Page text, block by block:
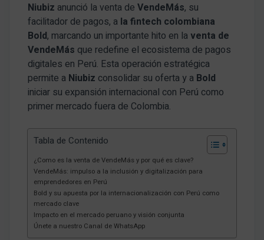
Niubiz anunció la venta deVendeMás, su
facilitador de pagos, a la fintech colombiana
Bold, marcando un importante hito en la venta de
VendeMás que redefine el ecosistema de pagos
digitales en Perú. Esta operación estratégica
permite a Niubiz consolidar su oferta y a Bold
iniciar su expansión internacional con Perú como
primer mercado fuera de Colombia.
Tabla de Contenido
¿Como es la venta de VendeMás y por qué es clave?
VendeMás: impulso a la inclusión y digitalización para
emprendedores en Perú
Bold y su apuesta por la internacionalización con Perú como
mercado clave
Impacto en el mercado peruano y visión conjunta
Únete a nuestro Canal de WhatsApp